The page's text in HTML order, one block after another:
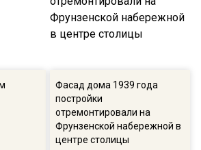
Фасад дома 1939 года
постройки
отремонтировали на
Фрунзенской набережной в
центре столицы